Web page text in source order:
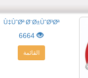
Ù‡ÙˆØª Ø¨Ø±ÙˆØ³Øª
6664
القائمة